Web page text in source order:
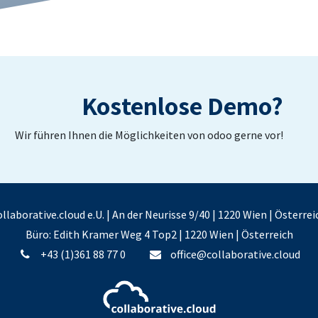
Kostenlose Demo?
Wir führen Ihnen die Möglichkeiten von odoo gerne vor!
e.U. | An der Neurisse 9/40 | 1220 Wien |
Büro: Edith Kramer Weg 4 Top2 | 1220 Wien | Österreich
+43 (1)361 88 77 0
office@collaborative.cloud